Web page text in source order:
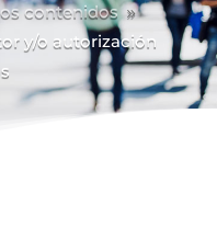
contenidos 9
y/o autorización